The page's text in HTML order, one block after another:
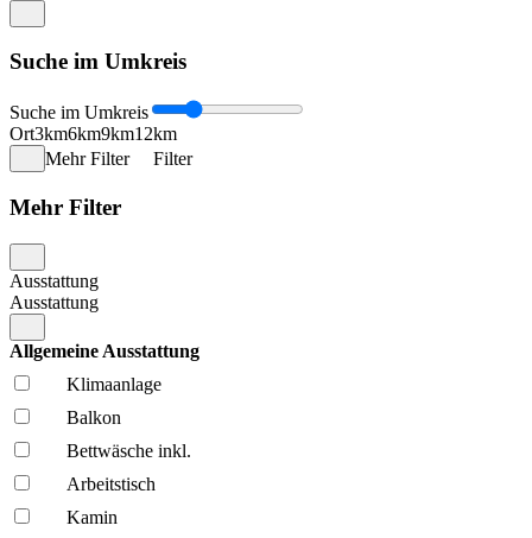
Suche im Umkreis
Suche im Umkreis
Ort3km6km9km12km
Mehr Filter
Filter
Mehr Filter
Ausstattung
Ausstattung
Allgemeine Ausstattung
Klima­anlage
Balkon
Bettwäsche inkl.
Arbeitstisch
Kamin